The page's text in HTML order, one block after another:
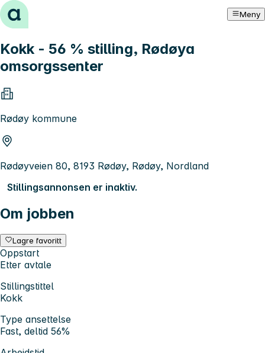
Hopp til innhold Meny
Kokk - 56 % stilling, Rødøya
omsorgssenter
Rødøy kommune
Rødøyveien 80, 8193 Rødøy, Rødøy, Nordland
Stillingsannonsen er inaktiv.
Om jobben
Lagre favoritt
Oppstart
Etter avtale
Stillingstittel
Kokk
Type ansettelse
Fast, deltid 56%